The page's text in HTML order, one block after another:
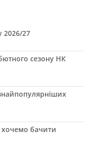
2026/27
сезону НК
хочемо бачити